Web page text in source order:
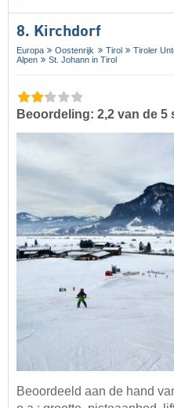
8. Kirchdorf
Europa Oostenrijk Tirol Tiroler
Alpen
St. Johann in Tirol
Beoordeling: 2,2 van de 5
Beoordeeld aan de hand